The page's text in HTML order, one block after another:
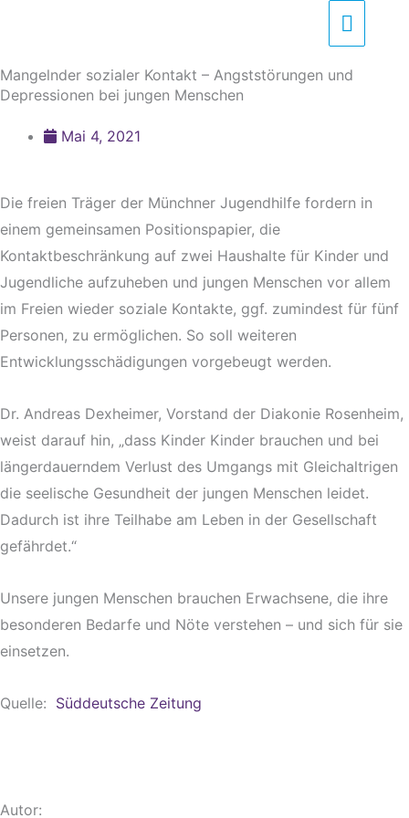
springen
Mangelnder sozialer Kontakt – Angststörungen und
Depressionen bei jungen Menschen
Mai 4, 2021
Die freien Träger der Münchner Jugendhilfe fordern in
einem gemeinsamen Positionspapier, die
Kontaktbeschränkung auf zwei Haushalte für Kinder und
Jugendliche aufzuheben und jungen Menschen vor allem
im Freien wieder soziale Kontakte, ggf. zumindest für fünf
Personen, zu ermöglichen. So soll weiteren
Entwicklungsschädigungen vorgebeugt werden.
Dr. Andreas Dexheimer, Vorstand der Diakonie Rosenheim,
weist darauf hin, „dass Kinder Kinder brauchen und bei
längerdauerndem Verlust des Umgangs mit Gleichaltrigen
die seelische Gesundheit der jungen Menschen leidet.
Dadurch ist ihre Teilhabe am Leben in der Gesellschaft
gefährdet.“
Unsere jungen Menschen brauchen Erwachsene, die ihre
besonderen Bedarfe und Nöte verstehen – und sich für sie
einsetzen.
Quelle: Süddeutsche Zeitung
Autor: